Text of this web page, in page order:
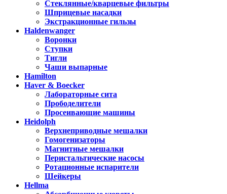
Стеклянные/кварцевые фильтры
Шприцевые насадки
Экстракционные гильзы
Haldenwanger
Воронки
Ступки
Тигли
Чаши выпарные
Hamilton
Haver & Boecker
Лабораторные сита
Прободелители
Просеивающие машины
Heidolph
Верхнеприводные мешалки
Гомогенизаторы
Магнитные мешалки
Перистальтические насосы
Ротационные испарители
Шейкеры
Hellma